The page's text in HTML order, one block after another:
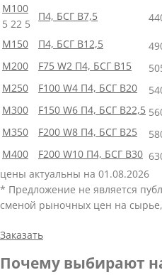
М100
5 22 5
П4, БСГ В7,5
М150 П4, БСГ В12,5
М200
F75 W2 П4, БСГ В15
М250
F100 W4 П4, БСГ В20
М300
F150 W6 П4, БСГ В22,5
М350
F200 W8 П4, БСГ В25
М400
F200 W10 П4, БСГ В30
цены актуальны на 01.08.2026
* Предложение не является
сменой рыночных цен на
Заказать
Почему выбирают